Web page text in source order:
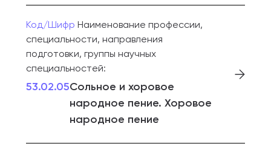
Код/Шифр Наименование профессии,
специальности, направления
подготовки, группы научных
специальностей:
53.02.05Сольное и хоровое
народное пение. Хоровое
народное пение